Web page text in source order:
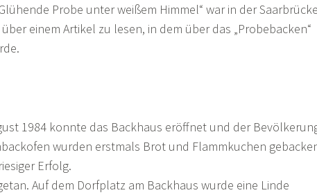
Probe unter weißem Himmel“ war in der
einem Artikel zu lesen, in dem über das „Probebacken“
1984 konnte das Backhaus eröffnet und der
wurden erstmals Brot und Flammkuchen
Erfolg.
Auf dem Dorfplatz am Backhaus wurde eine Linde